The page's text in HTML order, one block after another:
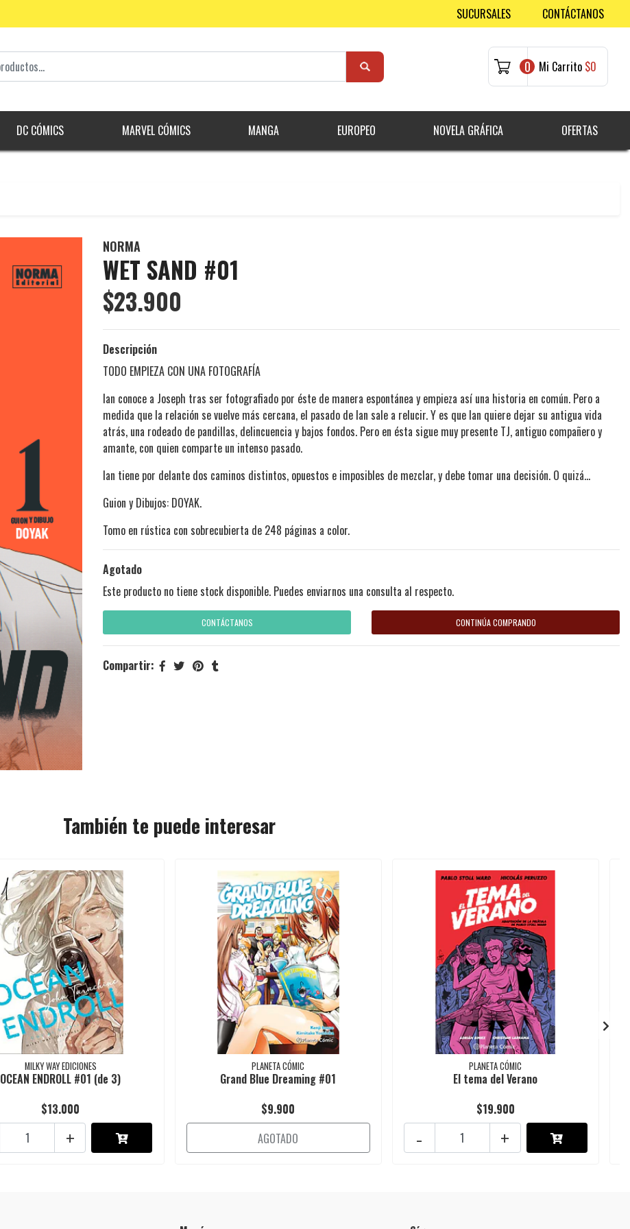
SUCURSALES CONTÁCTANOS
0 Mi Carrito $0
DC CÓMICS MARVEL CÓMICS MANGA EUROPEO NOVELA GRÁFICA OFERTAS
NORMA
WET SAND #01
$23.900
Descripción
TODO EMPIEZA CON UNA FOTOGRAFÍA
Ian conoce a Joseph tras ser fotografiado por éste de manera espontánea y empieza así una historia en común. Pero a
medida que la relación se vuelve más cercana, el pasado de Ian sale a relucir. Y es que Ian quiere dejar su antigua vida
atrás, una rodeado de pandillas, delincuencia y bajos fondos. Pero en ésta sigue muy presente TJ, antiguo compañero y
amante, con quien comparte un intenso pasado.
Ian tiene por delante dos caminos distintos, opuestos e imposibles de mezclar, y debe tomar una decisión. O quizá…
Guion y Dibujos: DOYAK.
Tomo en rústica con sobrecubierta de 248 páginas a color.
Agotado
Este producto no tiene stock disponible. Puedes enviarnos una consulta al respecto.
CONTÁCTANOS CONTINÚA COMPRANDO
Compartir:
También te puede interesar
MILKY WAY EDICIONES
OCEAN ENDROLL #01 (de 3)
$13.000
+
PLANETA CÓMIC
Grand Blue Dreaming #01
$9.900
AGOTADO
PLANETA CÓMIC
El tema del Verano
$19.900
+
-